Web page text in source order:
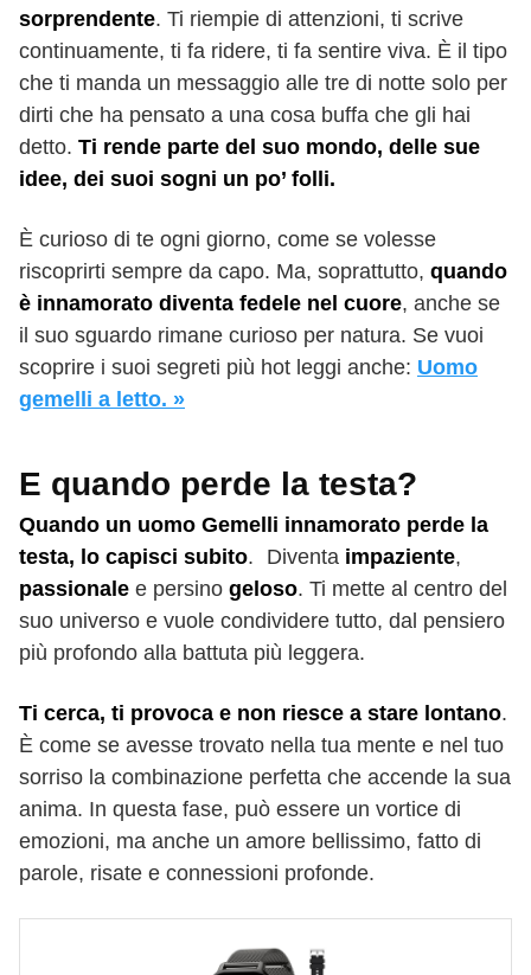
sorprendente. Ti riempie di attenzioni, ti scrive
continuamente, ti fa ridere, ti fa sentire viva. È il tipo
che ti manda un messaggio alle tre di notte solo per
dirti che ha pensato a una cosa buffa che gli hai
detto. Ti rende parte del suo mondo, delle sue
idee, dei suoi sogni un po’ folli.
È curioso di te ogni giorno, come se volesse
riscoprirti sempre da capo. Ma, soprattutto, quando
è innamorato diventa fedele nel cuore, anche se
il suo sguardo rimane curioso per natura. Se vuoi
scoprire i suoi segreti più hot leggi anche: Uomo
gemelli a letto. »
E quando perde la testa?
Quando un uomo Gemelli innamorato perde la
testa, lo capisci subito. Diventa impaziente,
passionale e persino geloso. Ti mette al centro del
suo universo e vuole condividere tutto, dal pensiero
più profondo alla battuta più leggera.
Ti cerca, ti provoca e non riesce a stare lontano.
È come se avesse trovato nella tua mente e nel tuo
sorriso la combinazione perfetta che accende la sua
anima. In questa fase, può essere un vortice di
emozioni, ma anche un amore bellissimo, fatto di
parole, risate e connessioni profonde.